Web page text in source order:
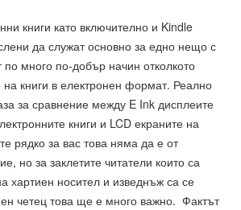
книги като включително и Kindle
да служат основно за едно нещо с
по много по-добър начин отколкото
на книги в електронен формат. Реално
за сравнение между E Ink дисплеите
книги и LCD екраните на
рядко за вас това няма да е от
но за заклетите читатели които са
хартиен носител и изведнъж са се
четец това ще е много важно. Фактът